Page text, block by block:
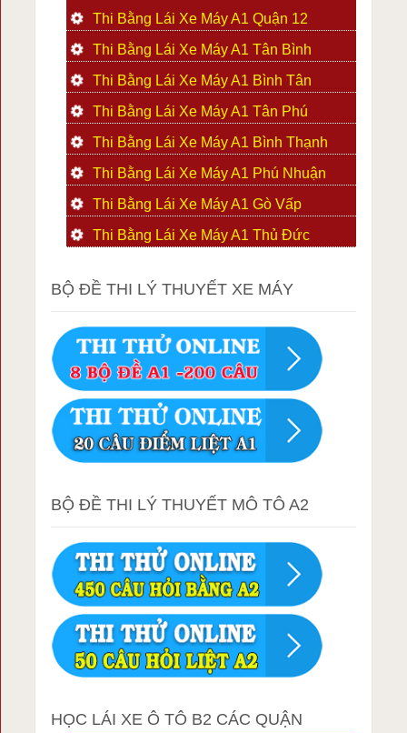
Thi Bằng Lái Xe Máy A1 Quận 12
Thi Bằng Lái Xe Máy A1 Tân Bình
Thi Bằng Lái Xe Máy A1 Bình Tân
Thi Bằng Lái Xe Máy A1 Tân Phú
Thi Bằng Lái Xe Máy A1 Bình Thạnh
Thi Bằng Lái Xe Máy A1 Phú Nhuận
Thi Bằng Lái Xe Máy A1 Gò Vấp
Thi Bằng Lái Xe Máy A1 Thủ Đức
BỘ ĐỀ THI LÝ THUYẾT XE MÁY
BỘ ĐỀ THI LÝ THUYẾT MÔ TÔ A2
HỌC LÁI XE Ô TÔ B2 CÁC QUẬN